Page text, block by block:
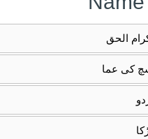
الحق
کی عما